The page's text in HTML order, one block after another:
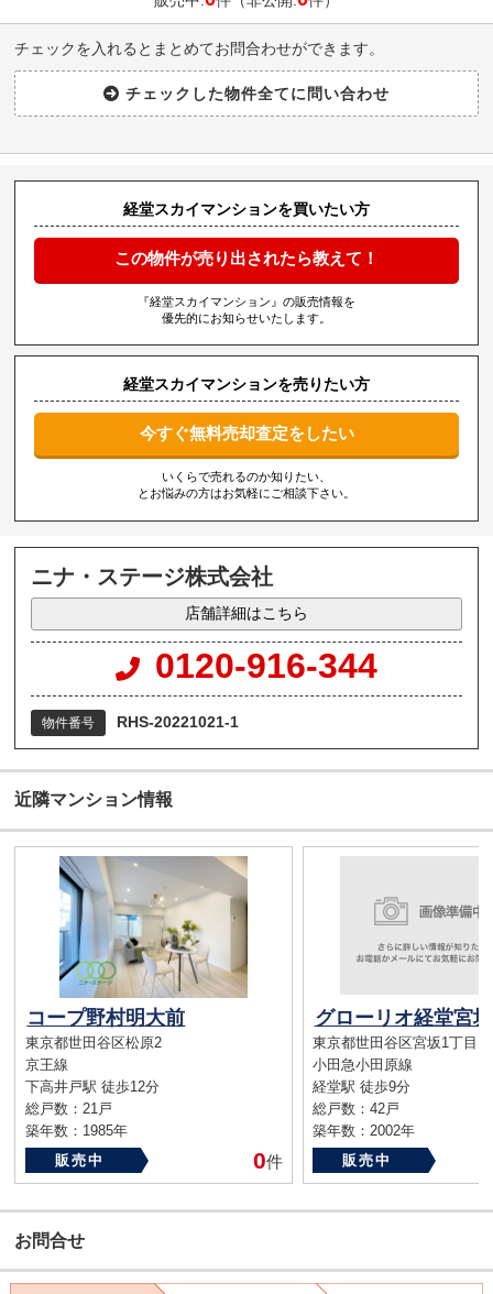
チェックを入れるとまとめてお問合わせができます。
経堂スカイマンションを買いたい方
この物件が売り出されたら教えて！
『経堂スカイマンション』の販売情報を
優先的にお知らせいたします。
経堂スカイマンションを売りたい方
今すぐ無料売却査定をしたい
いくらで売れるのか知りたい、
とお悩みの方はお気軽にご相談下さい。
ニナ・ステージ株式会社
店舗詳細はこちら
0120-916-344
物件番号 RHS-20221021-1
近隣マンション情報
コープ野村明大前
東京都世田谷区松原2
京王線
下高井戸駅 徒歩12分
総戸数：21戸
築年数：1985年
販売中
0件
グローリオ経堂宮坂
東京都世田谷区宮坂1丁目
小田急小田原線
経堂駅 徒歩9分
総戸数：42戸
築年数：2002年
販売中
お問合せ